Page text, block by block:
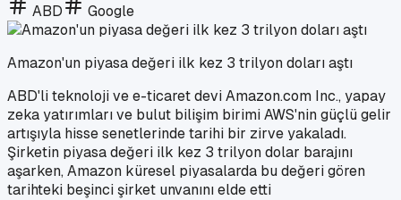
ABD Google
Amazon'un piyasa değeri ilk kez 3 trilyon doları aştı
ABD'li teknoloji ve e-ticaret devi Amazon.com Inc., yapay
zeka yatırımları ve bulut bilişim birimi AWS'nin güçlü gelir
artışıyla hisse senetlerinde tarihi bir zirve yakaladı.
Şirketin piyasa değeri ilk kez 3 trilyon dolar barajını
aşarken, Amazon küresel piyasalarda bu değeri gören
tarihteki beşinci şirket unvanını elde etti